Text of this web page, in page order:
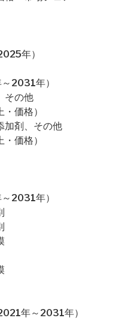
年）
2031年）
その他
価格）
加剤、その他
価格）
2031年）
年～2031年）